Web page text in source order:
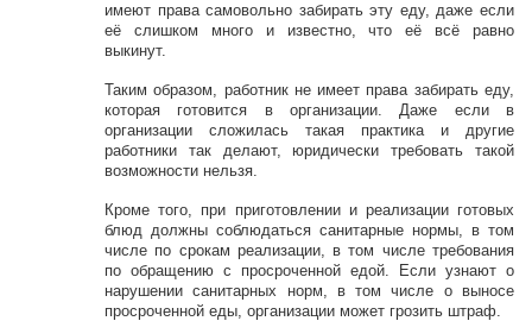
имеют права самовольно забирать эту еду, даже если
её слишком много и известно, что её всё равно
выкинут.
Таким образом, работник не имеет права забирать еду,
которая готовится в организации. Даже если в
организации сложилась такая практика и другие
работники так делают, юридически требовать такой
возможности нельзя.
Кроме того, при приготовлении и реализации готовых
блюд должны соблюдаться санитарные нормы, в том
числе по срокам реализации, в том числе требования
по обращению с просроченной едой. Если узнают о
нарушении санитарных норм, в том числе о выносе
просроченной еды, организации может грозить штраф.